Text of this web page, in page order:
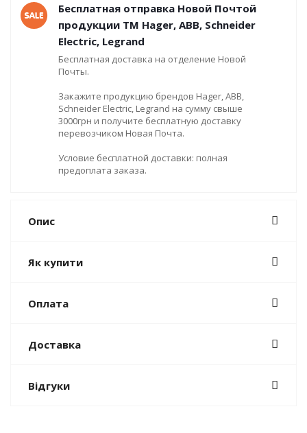
Бесплатная отправка Новой Почтой
продукции ТМ Hager, ABB, Schneider
Electric, Legrand
Бесплатная доставка на отделение Новой
Почты.
Закажите продукцию брендов Hager, ABB,
Schneider Electric, Legrand на сумму свыше
3000грн и получите бесплатную доставку
перевозчиком Новая Почта.
Условие бесплатной доставки: полная
предоплата заказа.
Опис
Як купити
Оплата
Доставка
Відгуки